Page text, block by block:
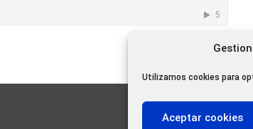
Utilizamos cookies para
Aceptar cookies
11.000